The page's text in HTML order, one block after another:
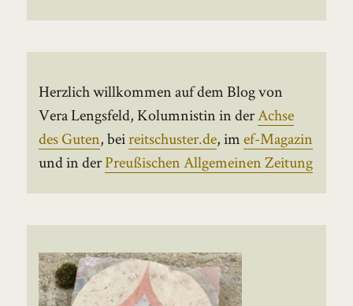
Herzlich willkommen auf dem Blog von
Vera Lengsfeld, Kolumnistin in derAchse
des Guten, beireitschuster.de, imef-Magazin
und in derPreußischen Allgemeinen Zeitung